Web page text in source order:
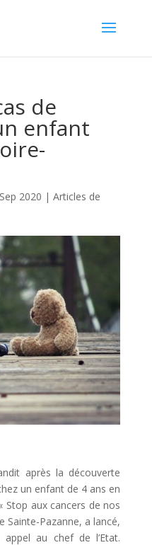
de
enfant
2020 | Articles de
après la découverte
un enfant de 4 ans en
Stop aux cancers de nos
Sainte-Pazanne, a lancé,
au chef de l’Etat.